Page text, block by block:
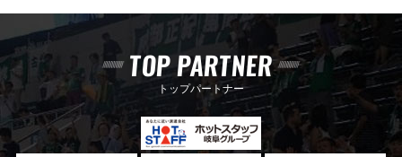
TOP PARTNER
トップパートナー